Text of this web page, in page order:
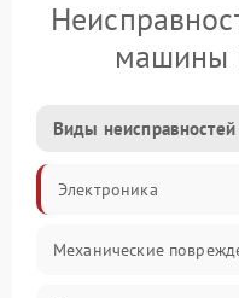
машины
Виды неисправностей
Электроника
Механические